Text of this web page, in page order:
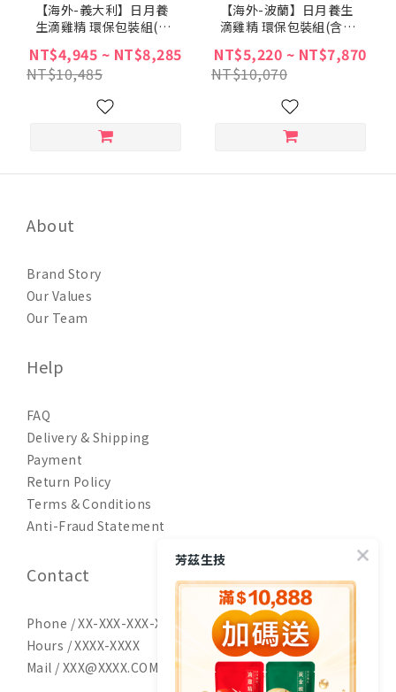
【海外-義大利】日月養
生滴雞精 環保包裝組(含
運費)
NT$4,945 ~ NT$8,285
NT$10,485
【海外-波蘭】日月養生
滴雞精 環保包裝組(含運
費)
NT$5,220 ~ NT$7,870
NT$10,070
About
Brand Story
Our Values
Our Team
Help
FAQ
Delivery & Shipping
Payment
Return Policy
Terms & Conditions
Anti-Fraud Statement
Contact
Phone / XX-XXX-XXX-XXX
Hours / XXXX-XXXX
Mail / XXX@XXXX.COM
芳茲生技